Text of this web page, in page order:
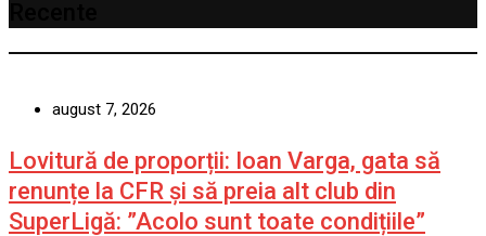
august 7, 2026
Lovitură de proporții: Ioan Varga, gata să
renunțe la CFR și să preia alt club din
SuperLigă: ”Acolo sunt toate condițiile”